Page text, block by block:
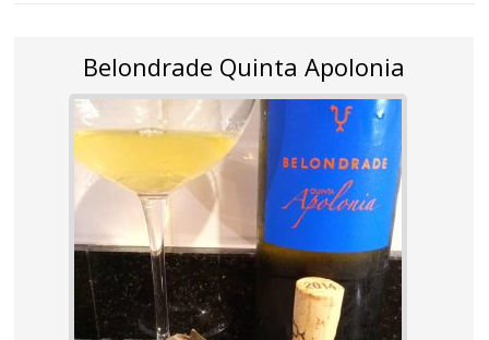
Belondrade Quinta Apolonia